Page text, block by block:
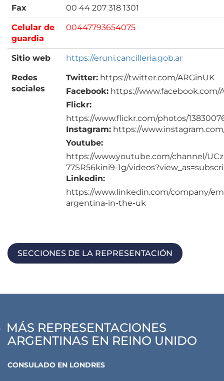
Fax 00 44 207 318 1301
Celular de
guardia
00447793654075
Sitio web https://eruni.cancilleria.gob.ar
Redes
sociales
Twitter: https://twitter.com/ARGinUK
Facebook: https://www.facebook.com/
Flickr:
https://www.flickr.com/photos/
Instagram: https://
Youtube:
https://www.youtube.com/channel/
77SR56kini9-1g/
Linkedin:
https://www.linkedin.com/company/
argentina-in-the-uk
SECCIONES DE LA REPRESENTACIÓN
MÁS REPRESENTACIONES
ARGENTINAS EN REINO UNIDO
CONSULADO EN LONDRES